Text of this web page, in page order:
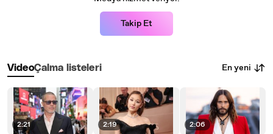
Takip Et
VideoÇalma listeleri En yeni
2:21 2:19 2:06